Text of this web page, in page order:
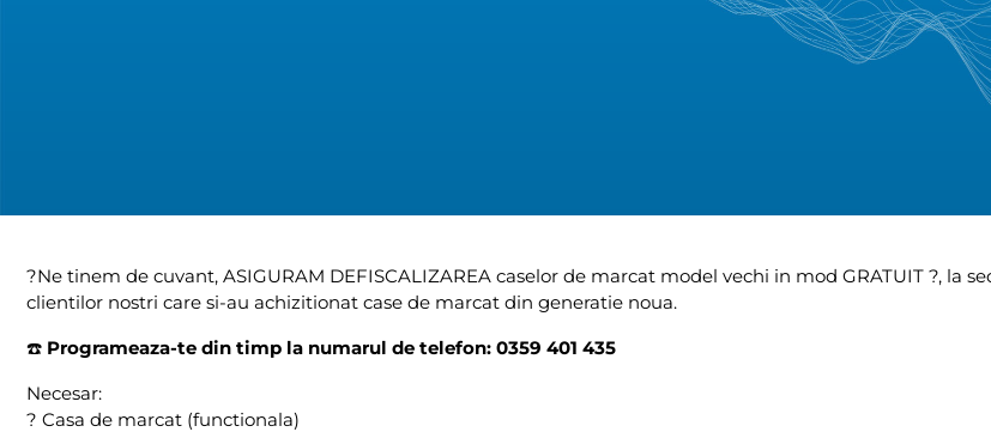
?Ne tinem de cuvant, ASIGURAM DEFISCALIZAREA caselor de marcat model vechi in mod GRATUIT ?, la
clientilor nostri care si-au achizitionat case de marcat din generatie noua.
☎️ Programeaza-te din timp la numarul de telefon: 0359 401 435
Necesar:
? Casa de marcat (functionala)